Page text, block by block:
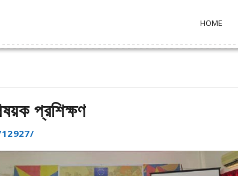
HOME
প্রশিক্ষণ